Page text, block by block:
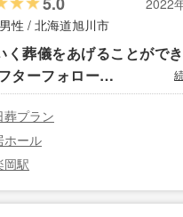
2022
性 / 北海道旭川市
く葬儀をあげることがで
ターフォロー…
葬プラン
ホール
岡駅